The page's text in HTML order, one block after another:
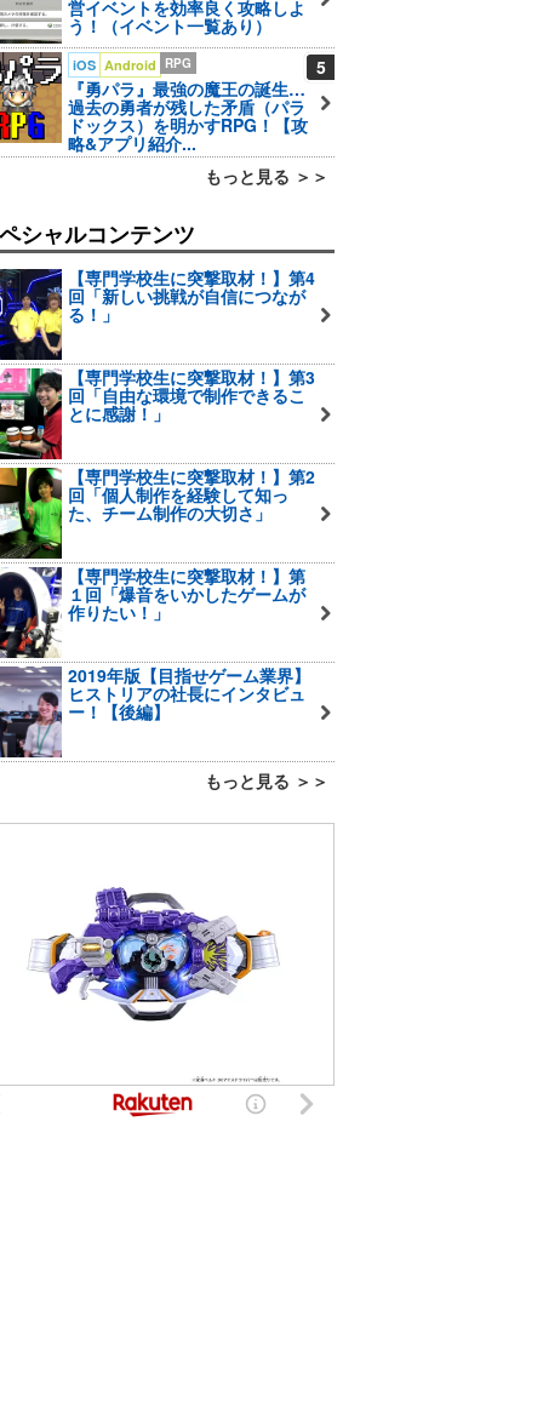
営イベントを効率良く攻略しよ
う！（イベント一覧あり）
5
iOS Android RPG
『勇パラ』最強の魔王の誕生…
過去の勇者が残した矛盾（パラ
ドックス）を明かすRPG！【攻
略&アプリ紹介...
もっと見る ＞＞
シャルコンテンツ
【専門学校生に突撃取材！】第4
回「新しい挑戦が自信につなが
る！」
【専門学校生に突撃取材！】第3
回「自由な環境で制作できるこ
とに感謝！」
【専門学校生に突撃取材！】第2
回「個人制作を経験して知っ
た、チーム制作の大切さ」
【専門学校生に突撃取材！】第
１回「爆音をいかしたゲームが
作りたい！」
2019年版【目指せゲーム業界】
ヒストリアの社長にインタビュ
ー！【後編】
もっと見る ＞＞